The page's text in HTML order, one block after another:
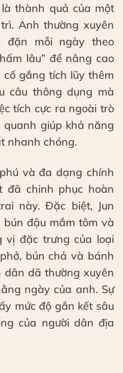
thành quả của một
Anh thường xuyên
mỗi ngày theo
lâu” để nâng cao
cố gắng tích lũy thêm
câu thông dụng mà
tích cực ra ngoài trò
quanh giúp khả năng
nhanh chóng.
và đa dạng chính
đã chinh phục hoàn
này. Đặc biệt, Jun
đậu mắm tôm và
vị đặc trưng của loại
bún chả và bánh
dã thường xuyên
ngày của anh. Sự
mức độ gắn kết sâu
của người dân địa